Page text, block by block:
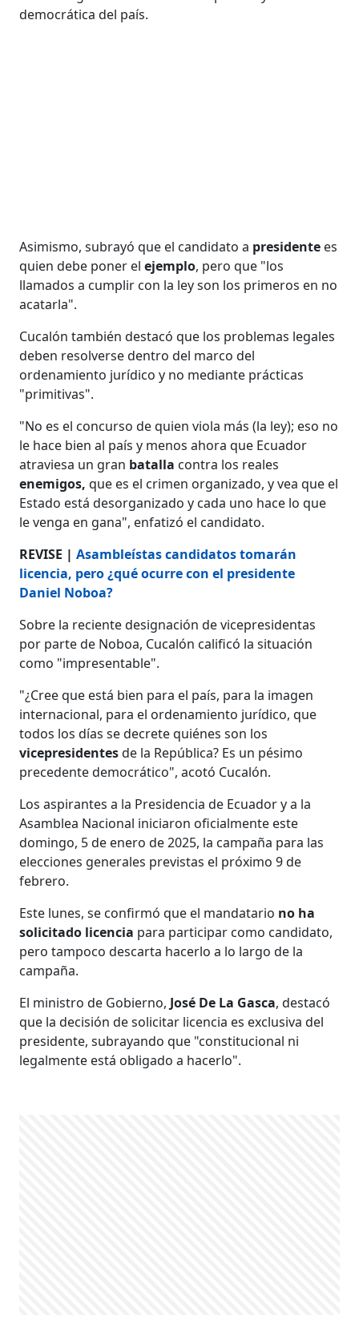
democrática del país.
Asimismo, subrayó que el candidato a presidente es
quien debe poner elejemplo, pero que "los
llamados a cumplir con la ley son los primeros en no
acatarla".
Cucalón también destacó que los problemas legales
deben resolverse dentro del marco del
ordenamiento jurídico y no mediante prácticas
"primitivas".
"No es el concurso de quien viola más (la ley); eso no
le hace bien al país y menos ahora que Ecuador
atraviesa un gran batalla contra los reales
enemigos, que es el crimen organizado, y vea que el
Estado está desorganizado y cada uno hace lo que
le venga en gana", enfatizó el candidato.
REVISE |Asambleístas candidatos tomarán
licencia, pero ¿qué ocurre con el presidente
Daniel Noboa?
Sobre la reciente designación de vicepresidentas
por parte de Noboa, Cucalón calificó la situación
como "impresentable".
"¿Cree que está bien para el país, para la imagen
internacional, para el ordenamiento jurídico, que
todos los días se decrete quiénes son los
vicepresidentesde la República? Es un pésimo
precedente democrático", acotó Cucalón.
Los aspirantes a la Presidencia de Ecuador y a la
Asamblea Nacional iniciaron oficialmente este
domingo, 5 de enero de 2025, la campaña para las
elecciones generales previstas el próximo 9 de
febrero.
Este lunes, se confirmó que el mandatario no ha
solicitado licencia para participar como candidato,
pero tampoco descarta hacerlo a lo largo de la
campaña.
El ministro de Gobierno, José De La Gasca, destacó
que la decisión de solicitar licencia es exclusiva del
presidente, subrayando que "constitucional ni
legalmente está obligado a hacerlo".